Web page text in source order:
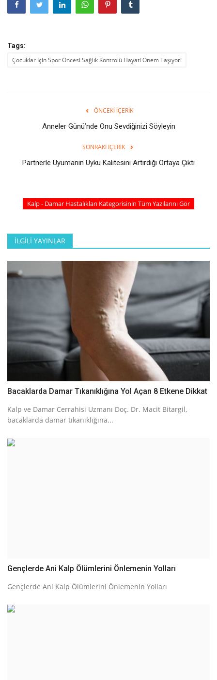
Tags:
Çocuklar İçin Spor Öncesi Sağlık Kontrolü Hayati Önem Taşıyor!
ÖNCEKI İÇERIK
Anneler Günü’nde Onu Sevdiğinizi Söyleyin
SONRAKI İÇERIK
Partnerle Uyumanın Uyku Kalitesini Artırdığı Ortaya Çıktı
Kalp - Damar Hastalıkları Kategorisinin Tüm Yazılarını Gör
İLGILI YAYINLAR
Bacaklarda Damar Tıkanıklığına Yol Açan 8 Etkene Dikkat
Kalp ve Damar Cerrahisi Uzmanı Doç. Dr. Macit Bitargil,
bacaklarda damar tıkanıklığına...
Gençlerde Ani Kalp Ölümlerini Önlemenin Yolları
Gençlerde Ani Kalp Ölümlerini Önlemenin Yolları